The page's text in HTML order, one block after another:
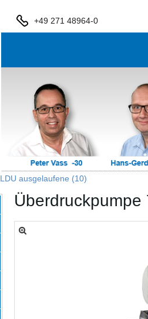
+49 271 48964-0
LDU ausgelaufene (10)